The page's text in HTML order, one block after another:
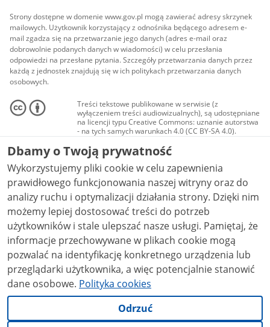
Strony dostępne w domenie www.gov.pl mogą zawierać adresy skrzynek
mailowych. Użytkownik korzystający z odnośnika będącego adresem e-
mail zgadza się na przetwarzanie jego danych (adres e-mail oraz
dobrowolnie podanych danych w wiadomości) w celu przesłania
odpowiedzi na przesłane pytania. Szczegóły przetwarzania danych przez
każdą z jednostek znajdują się w ich politykach przetwarzania danych
osobowych.
Treści tekstowe publikowane w serwisie (z
wyłączeniem treści audiowizualnych), są udostępniane
na licencji typu Creative Commons: uznanie autorstwa
- na tych samych warunkach 4.0 (CC BY-SA 4.0).
Materiały audiowizualne, w tym zdjęcia, materiały
audio i wideo, są udostępniane na licencji typu
Creative Commons: uznanie autorstwa użycie
niekomercyjne - bez utworów zależnych 4.0 (CC BY-
NC-ND 4.0), o ile nie jest to stwierdzone inaczej.
Dbamy o Twoją prywatność
Wykorzystujemy pliki cookie w celu zapewnienia
prawidłowego funkcjonowania naszej witryny oraz do
analizy ruchu i optymalizacji działania strony. Dzięki nim
możemy lepiej dostosować treści do potrzeb
użytkowników i stale ulepszać nasze usługi. Pamiętaj, że
informacje przechowywane w plikach cookie mogą
pozwalać na identyfikację konkretnego urządzenia lub
przeglądarki użytkownika, a więc potencjalnie stanowić
dane osobowe. Polityka cookies
Odrzuć